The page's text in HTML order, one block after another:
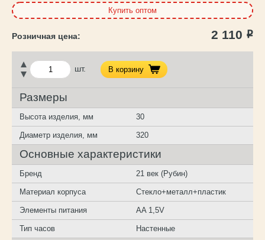
Купить оптом
2 110 Р
шт. В корзину
Размеры
Высота изделия, мм 30
Диаметр изделия, мм 320
Основные характеристики
Бренд 21 век (Рубин)
Материал корпуса Стекло+металл+пластик
Элементы питания AA 1,5V
Тип часов Настенные